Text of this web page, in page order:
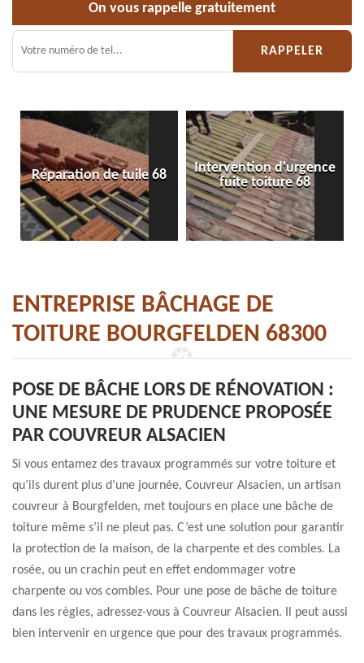
On vous rappelle gratuitement
Réparation de tuile 68
Intervention d'urgence
fuite toiture 68
ENTREPRISE BÂCHAGE DE
TOITURE BOURGFELDEN 68300
POSE DE BÂCHE LORS DE RÉNOVATION :
UNE MESURE DE PRUDENCE PROPOSÉE
PAR COUVREUR ALSACIEN
Si vous entamez des travaux programmés sur votre toiture et
qu’ils durent plus d’une journée, Couvreur Alsacien, un artisan
couvreur à Bourgfelden, met toujours en place une bâche de
toiture même s’il ne pleut pas. C’est une solution pour garantir
la protection de la maison, de la charpente et des combles. La
rosée, ou un crachin peut en effet endommager votre
charpente ou vos combles. Pour une pose de bâche de toiture
dans les règles, adressez-vous à Couvreur Alsacien. Il peut aussi
bien intervenir en urgence que pour des travaux programmés.